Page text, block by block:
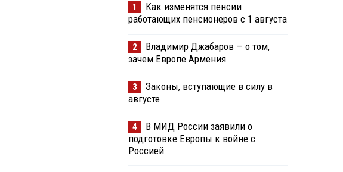
1
Как изменятся пенсии
работающих пенсионеров с 1 августа
2
Владимир Джабаров — о том,
зачем Европе Армения
3
Законы, вступающие в силу в
августе
4
В МИД России заявили о
подготовке Европы к войне с
Россией